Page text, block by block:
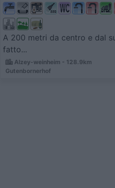
A 200 metri da centro e dal
fatto...
Alzey-weinheim - 128.9km
Gutenbornerhof